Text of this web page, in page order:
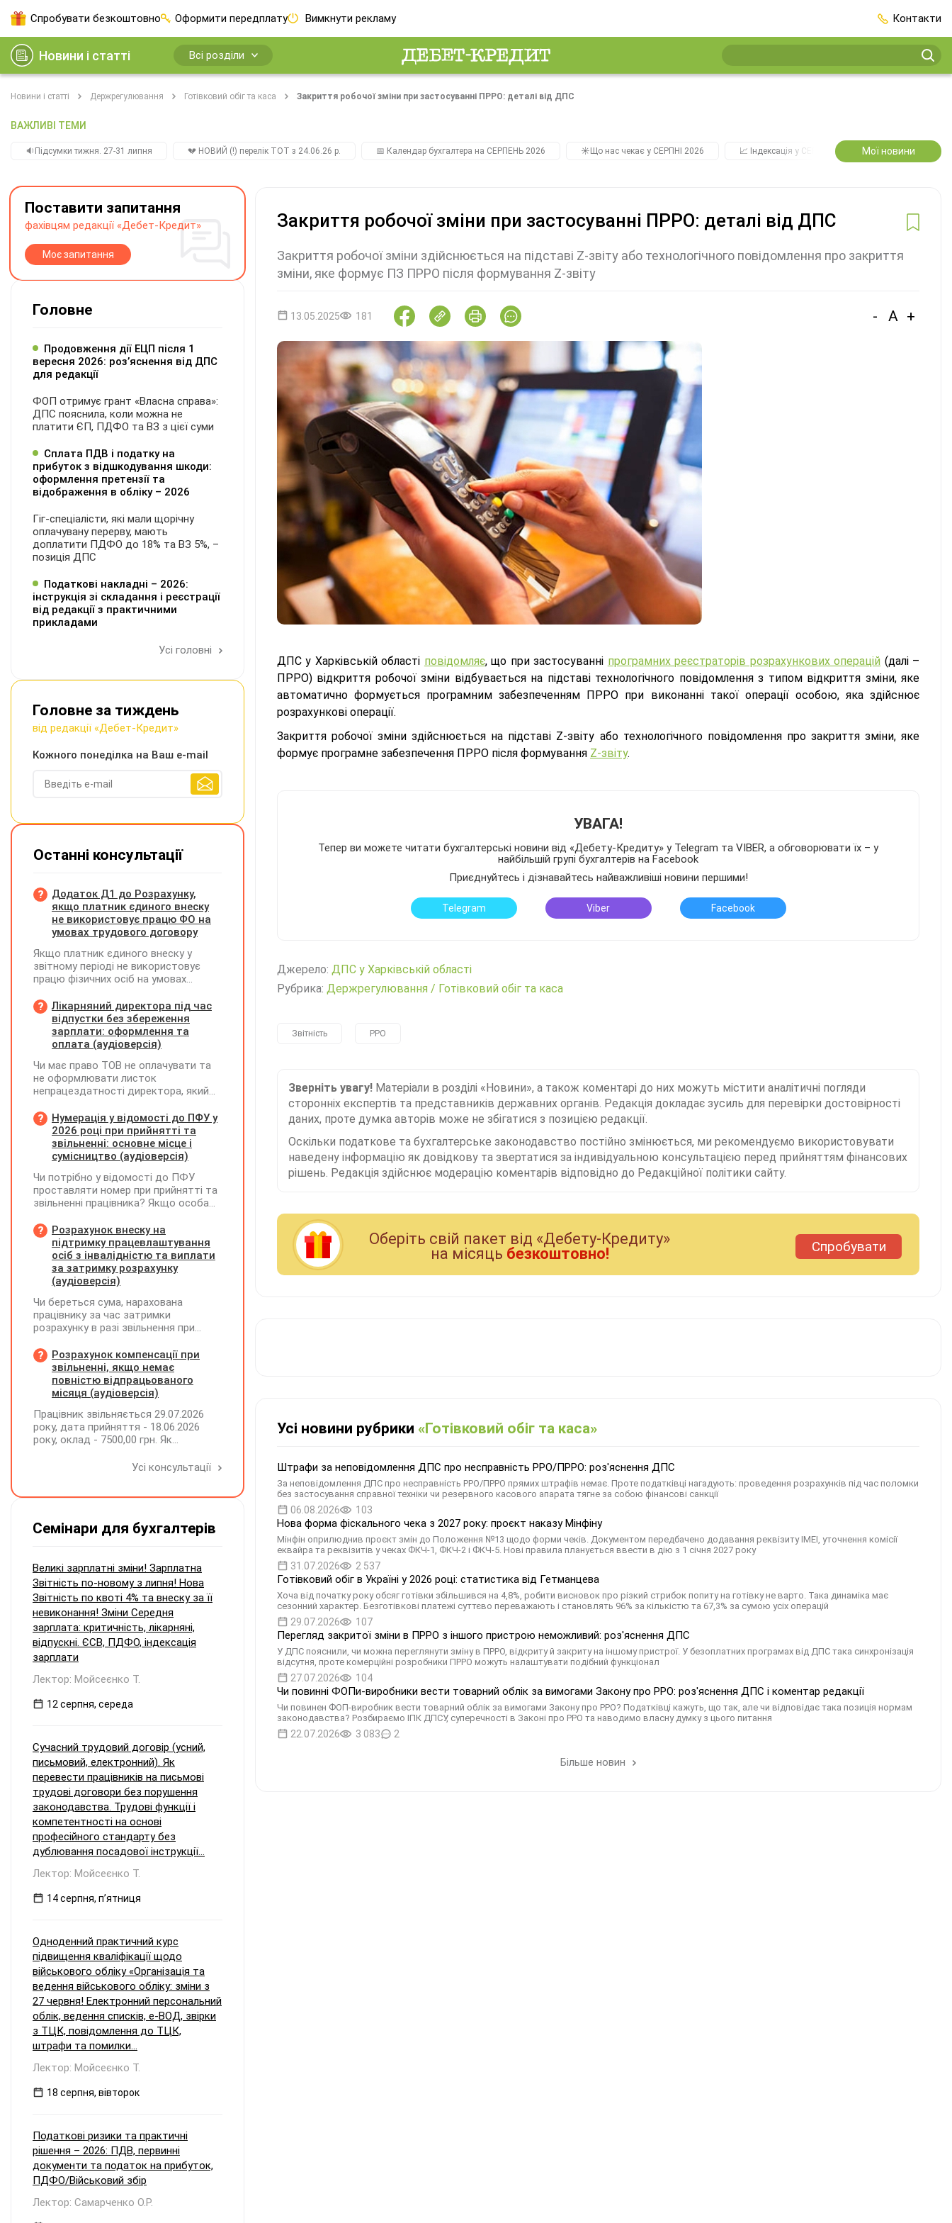
Спробувати безкоштовно Оформити передплату Вимкнути рекламу Контакти
Новини і статті Всі розділи
Новини і статті Держрегулювання Готівковий обіг та каса Закриття робочої зміни при застосуванні ПРРО: деталі від ДПС
ВАЖЛИВІ ТЕМИ
🔉Підсумки тижня. 27-31 липня 💔 НОВИЙ (!) перелік ТОТ з 24.06.26 р. 📅 Календар бухгалтера на СЕРПЕНЬ 2026 ☀️Що нас чекає у СЕРПНІ 2026 📈 Індексація у СЕРПНІ 2️⃣0️⃣2️⃣7️⃣ Усі
Мої новини
Закриття робочої зміни при застосуванні ПРРО: деталі від ДПС
Закриття робочої зміни здійснюється на підставі Z-звіту або технологічного повідомлення про закриття
зміни, яке формує ПЗ ПРРО після формування Z-звіту
13.05.2025 181 - A +
ДПС у Харківській області повідомляє, що при застосуванні програмних реєстраторів розрахункових операцій (далі –
ПРРО) відкриття робочої зміни відбувається на підставі технологічного повідомлення з типом відкриття зміни, яке
автоматично формується програмним забезпеченням ПРРО при виконанні такої операції особою, яка здійснює
розрахункові операції.
Закриття робочої зміни здійснюється на підставі Z-звіту або технологічного повідомлення про закриття зміни, яке
формує програмне забезпечення ПРРО після формування Z-звіту.
УВАГА!
Тепер ви можете читати бухгалтерські новини від «Дебету-Кредиту» у Telegram та VIBER, а обговорювати їх – у
найбільшій групі бухгалтерів на Facebook
Приєднуйтесь і дізнавайтесь найважливіші новини першими!
Telegram Viber Facebook
Джерело: ДПС у Харківській області
Рубрика: Держрегулювання / Готівковий обіг та каса
Звітність РРО
Зверніть увагу! Матеріали в розділі «Новини», а також коментарі до них можуть містити аналітичні погляди
сторонніх експертів та представників державних органів. Редакція докладає зусиль для перевірки достовірності
даних, проте думка авторів може не збігатися з позицією редакції.
Оскільки податкове та бухгалтерське законодавство постійно змінюється, ми рекомендуємо використовувати
наведену інформацію як довідкову та звертатися за індивідуальною консультацією перед прийняттям фінансових
рішень. Редакція здійснює модерацію коментарів відповідно до Редакційної політики сайту.
Оберiть свiй пакет вiд «Дебету-Кредиту»
на мiсяць безкоштовно! Спробувати
Усі новини рубрики «Готівковий обіг та каса»
Штрафи за неповідомлення ДПС про несправність РРО/ПРРО: роз'яснення ДПС
За неповідомлення ДПС про несправність РРО/ПРРО прямих штрафів немає. Проте податківці нагадують: проведення розрахунків під час поломки
без застосування справної техніки чи резервного касового апарата тягне за собою фінансові санкції
06.08.2026 103
Нова форма фіскального чека з 2027 року: проєкт наказу Мінфіну
Мінфін оприлюднив проєкт змін до Положення №13 щодо форми чекiв. Документом передбачено додавання реквізиту IMEI, уточнення комiсiї
еквайра та реквізитів у чеках ФКЧ-1, ФКЧ-2 і ФКЧ-5. Нові правила планується ввести в дію з 1 січня 2027 року
31.07.2026 2 537
Готівковий обіг в Україні у 2026 році: статистика від Гетманцева
Хоча від початку року обсяг готівки збільшився на 4,8%, робити висновок про різкий стрибок попиту на готівку не варто. Така динаміка має
сезонний характер. Безготівкові платежі суттєво переважають і становлять 96% за кількістю та 67,3% за сумою усіх операцій
29.07.2026 107
Перегляд закритої зміни в ПРРО з іншого пристрою неможливий: роз'яснення ДПС
У ДПС пояснили, чи можна переглянути зміну в ПРРО, відкриту й закриту на іншому пристрої. У безоплатних програмах від ДПС така синхронізація
відсутня, проте комерційні розробники ПРРО можуть налаштувати подібний функціонал
27.07.2026 104
Чи повинні ФОПи-виробники вести товарний облік за вимогами Закону про РРО: роз'яснення ДПС і коментар редакції
Чи повинен ФОП-виробник вести товарний облік за вимогами Закону про РРО? Податківці кажуть, що так, але чи відповідає така позиція нормам
законодавства? Розбираємо ІПК ДПСУ, суперечності в Законі про РРО та наводимо власну думку з цього питання
22.07.2026 3 083 2
Більше новин
Поставити запитання
фахівцям редакції «Дебет-Кредит»
Моє запитання
Головне
Продовження дії ЕЦП після 1
вересня 2026: розʼяснення від ДПС
для редакції
ФОП отримує грант «Власна справа»:
ДПС пояснила, коли можна не
платити ЄП, ПДФО та ВЗ з цієї суми
Сплата ПДВ і податку на
прибуток з відшкодування шкоди:
оформлення претензії та
відображення в обліку – 2026
Гіг-спеціалісти, які мали щорічну
оплачувану перерву, мають
доплатити ПДФО до 18% та ВЗ 5%, –
позиція ДПС
Податкові накладні – 2026:
інструкція зі складання і реєстрації
від редакції з практичними
прикладами
Усі головні
Головне за тиждень
від редакції «Дебет-Кредит»
Кожного понеділка на Ваш e-mail
Останні консультації
Додаток Д1 до Розрахунку,
якщо платник єдиного внеску
не використовує працю ФО на
умовах трудового договору
Якщо платник єдиного внеску у
звітному періоді не використовує
працю фізичних осіб на умовах
на інших умовах, передбачених
законодавством, Додаток Д1/
Додаток ФІЗ-Д1 за відповідний
період не подається
Лікарняний директора під час
відпустки без збереження
зарплати: оформлення та
оплата (аудіоверсія)
Чи має право ТОВ не оплачувати та
не оформлювати листок
непрацездатності директора, який
збереження заробітної плати під час
призупинення діяльності
підприємства?
Нумерація у відомості до ПФУ у
2026 році при прийнятті та
звільненні: основне місце і
сумісництво (аудіоверсія)
Чи потрібно у відомості до ПФУ
проставляти номер при прийнятті та
звільненні працівника? Якщо особа
місцем роботи та за сумісництвом,
чи рахується це як два роботодавці?
Розрахунок внеску на
підтримку працевлаштування
осіб з інвалідністю та виплати
за затримку розрахунку
(аудіоверсія)
Чи береться сума, нарахована
працівнику за час затримки
розрахунку в разі звільнення при
заробітної плати (винагороди), для
розрахунку внеску на підтримку
працевлаштування осіб з
інвалідністю?
Розрахунок компенсації при
звільненні, якщо немає
повністю відпрацьованого
місяця (аудіоверсія)
Працівник звільняється 29.07.2026
року, дата прийняття - 18.06.2026
року, оклад - 7500,00 грн. Як
невикористаних днів відпустки при
Усі консультації
Семінари для бухгалтерів
Великі зарплатні зміни! Зарплатна
Звітність по-новому з липня! Нова
Звітність по квоті 4% та внеску за її
невиконання! Зміни Середня
зарплата: критичність, лікарняні,
відпускні. ЄСВ, ПДФО, індексація
зарплати
Лектор: Мойсеєнко Т.
12 серпня, середа
Сучасний трудовий договір (усний,
письмовий, електронний). Як
перевести працівників на письмові
трудові договори без порушення
законодавства. Трудові функції і
компетентності на основі
професійного стандарту без
дублювання посадової інструкції...
Лектор: Мойсеєнко Т.
14 серпня, пʼятниця
Одноденний практичний курс
підвищення кваліфікації щодо
військового обліку «Організація та
ведення військового обліку: зміни з
27 червня! Електронний персональний
облік, ведення списків, е-ВОД, звірки
з ТЦК, повідомлення до ТЦК,
штрафи та помилки...
Лектор: Мойсеєнко Т.
18 серпня, вівторок
Податкові ризики та практичні
рішення – 2026: ПДВ, первинні
документи та податок на прибуток,
ПДФО/Військовий збір
Лектор: Самарченко О.Р.